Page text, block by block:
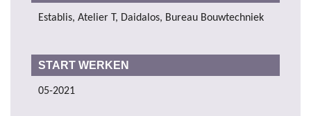
Establis, Atelier T, Daidalos, Bureau Bouwtechniek
START WERKEN
05-2021